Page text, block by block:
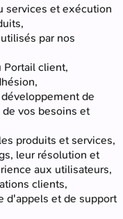
services et exécution
par nos
client,
de
vos besoins et
produits et services,
leur résolution et
aux utilisateurs,
clients,
d'appels et de support